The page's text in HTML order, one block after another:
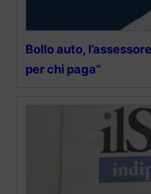
Bollo auto,
per chi paga”